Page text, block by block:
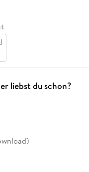
liebst du schon?